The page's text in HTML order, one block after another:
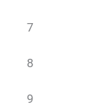
7
8
9